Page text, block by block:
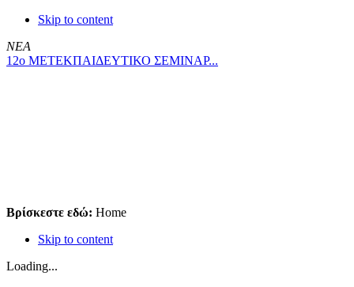
Skip to content
ΝΕΑ
12ο ΜΕΤΕΚΠΑΙΔΕΥΤΙΚΟ ΣΕΜΙΝΑΡ...
Βρίσκεστε εδώ: Home
Skip to content
Loading...